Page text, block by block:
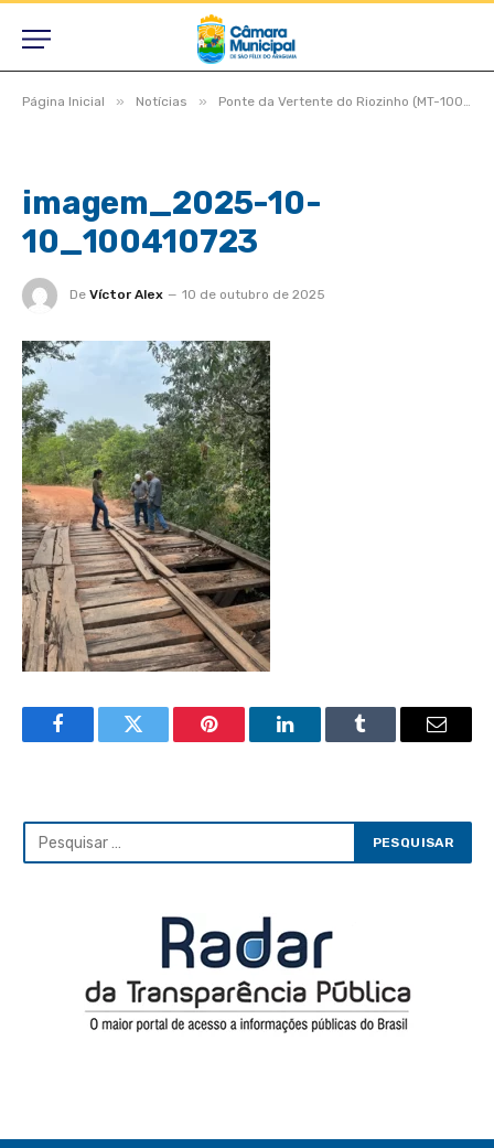
Página Inicial » Notícias » Ponte da Vertente do Riozinho (MT-100) receberá reforma solicitada pela Câmara
imagem_2025-10-
10_100410723
De Víctor Alex 10 de outubro de 2025
FacebookTwitter Pinterest LinkedInTumblr Email